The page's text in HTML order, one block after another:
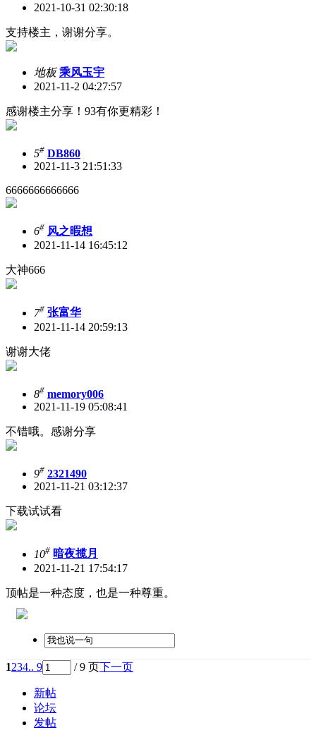
2021-10-31 02:30:18
支持楼主，谢谢分享。
地板 乘风玉宇
2021-11-2 04:27:57
感谢楼主分享！93有你更精彩！
5# DB860
2021-11-3 21:51:33
6666666666666
6# 风之暇想
2021-11-14 16:45:12
大神666
7# 张富华
2021-11-14 20:59:13
谢谢大佬
8# memory006
2021-11-19 05:08:41
不错哦。感谢分享
9# 2321490
2021-11-21 03:12:37
下载试试看
10# 暗夜揽月
2021-11-21 17:54:17
顶帖是一种态度，也是一种尊重。
1234.. 9 / 9 页下一页
新帖
论坛
发帖